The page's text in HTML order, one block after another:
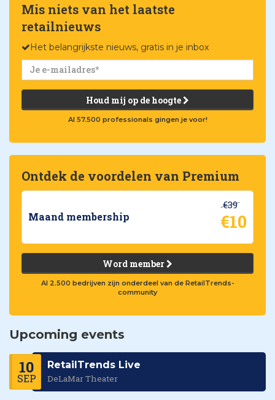
Mis niets van het laatste
retailnieuws
Het belangrijkste nieuws, gratis in je inbox
Houd mij op de hoogte
Al 57.500 professionals gingen je voor!
Ontdek de voordelen van Premium
Maand membership
€39
€10
Word member
Al 2.500 bedrijven zijn onderdeel van de RetailTrends-
community
Upcoming events
10
SEP
RetailTrends Live
DeLaMar Theater